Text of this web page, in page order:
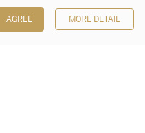
AGREE MORE DETAIL